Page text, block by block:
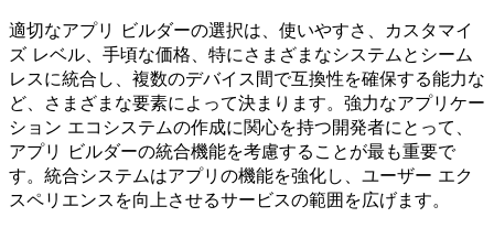
適切なアプリ ビルダーの選択は、使いやすさ、カスタマイ
ズ レベル、手頃な価格、特にさまざまなシステムとシーム
レスに統合し、複数のデバイス間で互換性を確保する能力な
ど、さまざまな要素によって決まります。強力なアプリケー
ション エコシステムの作成に関心を持つ開発者にとって、
アプリ ビルダーの統合機能を考慮することが最も重要で
す。統合システムはアプリの機能を強化し、ユーザー エク
スペリエンスを向上させるサービスの範囲を広げます。